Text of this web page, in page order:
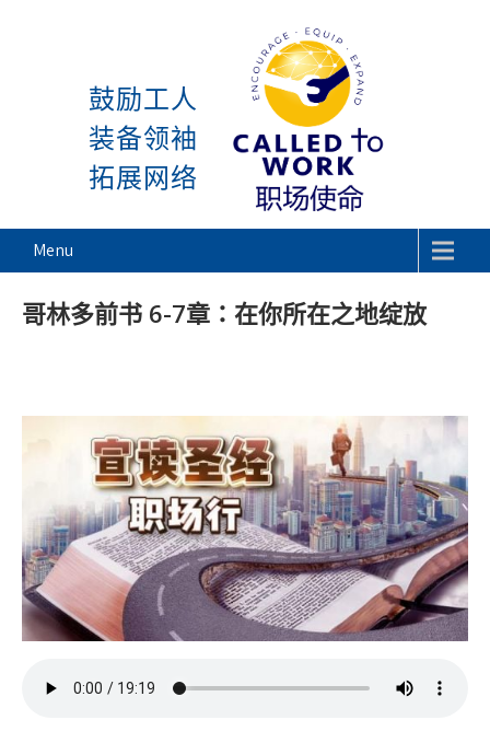
Called To Work
鼓励工人
装备领袖
拓展网络
Menu
哥林多前书 6-7章：在你所在之地绽放